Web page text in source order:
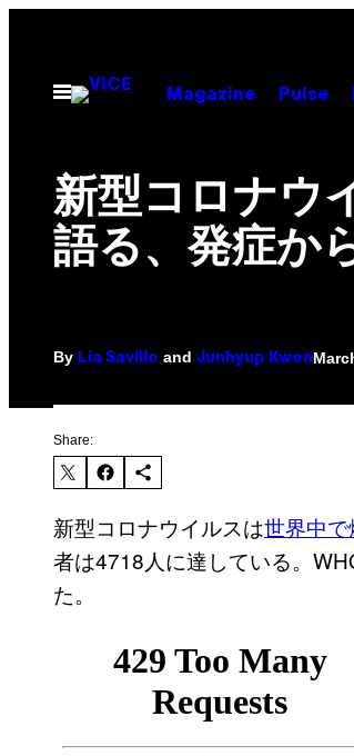
contentOpen
Menu
Magazine Pulse
新型コロナウ
語る、発症か
By Lia Savillo and Junhyup Kwon
Share:
新型コロナウイルスは世界中で
者は4718人に達している。
た。